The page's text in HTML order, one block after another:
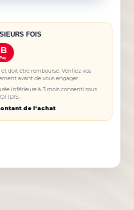
FOIS
doit être remboursé. Vérifiez vos
avant de vous engager.
inférieure à 3 mois consenti sous
de l’achat